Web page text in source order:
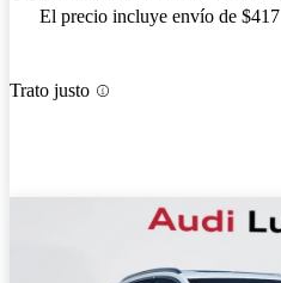
El precio incluye envío de $417
Trato justo